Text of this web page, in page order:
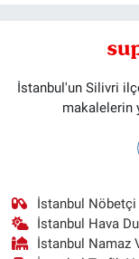
İstanbul'un Silivri
makalelerin
İstanbul Nöbetçi
İstanbul Hava
İstanbul Namaz